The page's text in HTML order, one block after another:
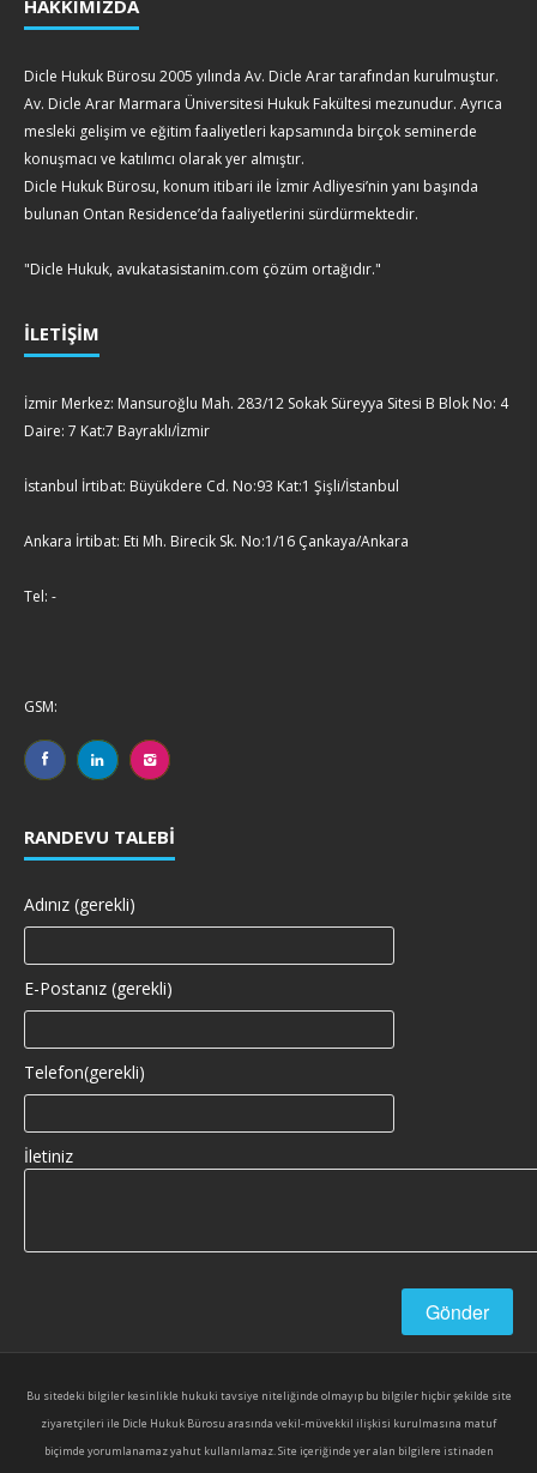
HAKKIMIZDA
Dicle Hukuk Bürosu 2005 yılında Av. Dicle Arar tarafından kurulmuştur.
Av. Dicle Arar Marmara Üniversitesi Hukuk Fakültesi mezunudur. Ayrıca
mesleki gelişim ve eğitim faaliyetleri kapsamında birçok seminerde
konuşmacı ve katılımcı olarak yer almıştır.
Dicle Hukuk Bürosu, konum itibari ile İzmir Adliyesi’nin yanı başında
bulunan Ontan Residence’da faaliyetlerini sürdürmektedir.
"Dicle Hukuk, avukatasistanim.com çözüm ortağıdır."
İLETİŞİM
İzmir Merkez: Mansuroğlu Mah. 283/12 Sokak Süreyya Sitesi B Blok No: 4
Daire: 7 Kat:7 Bayraklı/İzmir
İstanbul İrtibat: Büyükdere Cd. No:93 Kat:1 Şişli/İstanbul
Ankara İrtibat: Eti Mh. Birecik Sk. No:1/16 Çankaya/Ankara
Tel: -
GSM:
RANDEVU TALEBI
Adınız (gerekli)
E-Postanız (gerekli)
Telefon(gerekli)
İletiniz
Bu sitedeki bilgiler kesinlikle hukuki tavsiye niteliğinde olmayıp bu bilgiler hiçbir şekilde site
ziyaretçileri ile Dicle Hukuk Bürosu arasında vekil-müvekkil ilişkisi kurulmasına matuf
biçimde yorumlanamaz yahut kullanılamaz. Site içeriğinde yer alan bilgilere istinaden